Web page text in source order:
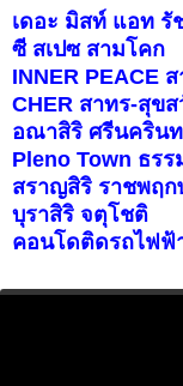
เดอะ มิสท์ แอท รั
ซี สเปซ สามโคก
INNER PEACE
CHER สาทร-สุข
อณาสิริ ศรีนคริน
Pleno Town ธร
สราญสิริ ราชพฤก
บุราสิริ จตุโชติ
คอนโดติดรถไฟฟ้